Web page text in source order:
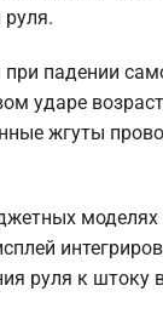
падении
ударе
жгуты
руля к штоку